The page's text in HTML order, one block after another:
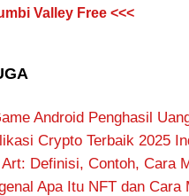
Valley Free <<<
Android Penghasil
Crypto Terbaik 2025
Art: Definisi, Contoh, Cara
Apa Itu NFT dan